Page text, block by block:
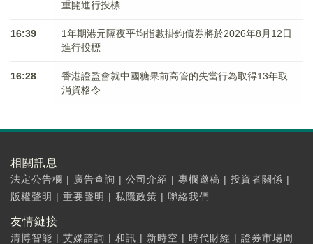
重開進行投標
16:39
1年期港元隔夜平均指數掛鉤債券將於2026年8月12日
進行投標
16:28
香港證監會就中國糖果前高管的失當行為取得13年取
消資格令
相關訊息
法定公告欄 | 廣告查詢 | 公司介紹 | 專欄邀稿 | 投資者關係 |
版權聲明 | 重要聲明 | 私隱政策 | 聯絡我們
友情鏈接
清博智能 | 艾媒諮詢 | 和訊 | 新時空 | 時代財經 | 證券市場周